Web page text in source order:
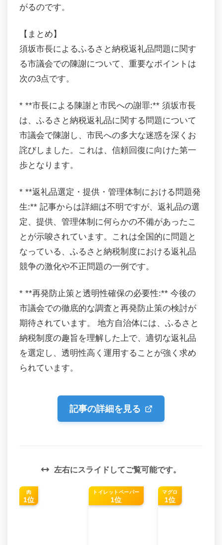
がるのです。
【まとめ】
須坂市長によるふるさと納税返礼品問題に関す
る市議会での陳謝について、重要なポイントは
次の3点です。
* **市長による陳謝と市民への謝罪:** 須坂市長
は、ふるさと納税返礼品に関する問題について
市議会で陳謝し、市民への多大な迷惑を深くお
詫びしました。これは、信頼回復に向けた第一
歩となります。
* **返礼品選定・提供・管理体制における問題発
生:** 記事からは詳細は不明ですが、返礼品の選
定、提供、管理体制に何らかの不備があったこ
とが示唆されています。これは全国的に問題と
なっている、ふるさと納税制度における返礼品
競争の激化や不正問題の一例です。
* **再発防止策と透明性確保の必要性:** 今後の
市議会での徹底的な調査と再発防止策の検討が
期待されています。 地方自治体には、ふるさと
納税制度の趣旨を理解した上で、適切な返礼品
を選定し、透明性高く運用することが強く求め
られています。
記事の詳細を見る
左右にスライドしてご覧可能です。
肉
1位
トイレットペーパー
1位
マグロ
1位